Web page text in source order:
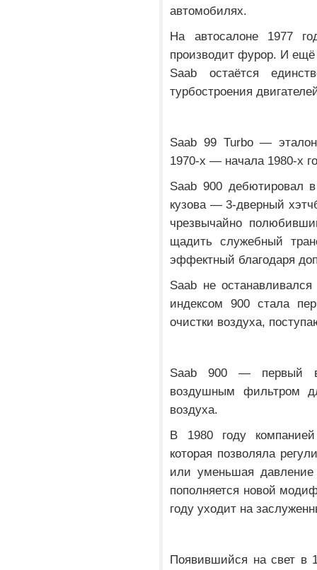
автомобилях.
На автосалоне 1977
производит фурор. И ещё
Saab остаётся
турбостроения
Saab 99 Turbo — эталон
1970-х — начала 1980-х
Saab 900 дебютировал
кузова — 3-дверный
чрезвычайно
щадить служебный
эффектный благодаря
Saab не
индексом 900 стала
очистки воздуха,
Saab 900 — первый
воздушным фильтром
воздуха.
В 1980 году
которая позволяла
или уменьшая
пополняется новой
году уходит на
Появившийся на свет в